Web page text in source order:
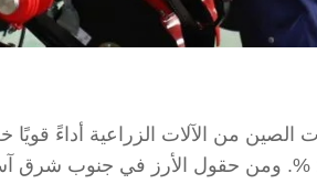
الصين من الآلات الزراعية أداءً
التراكمية 33.651 مليار يوان، محققةً نموًا سنويًا بنسبة